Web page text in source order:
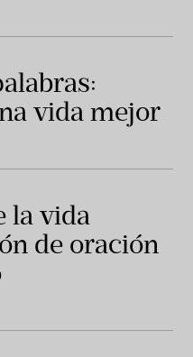
vida mejor
la vida
de oración